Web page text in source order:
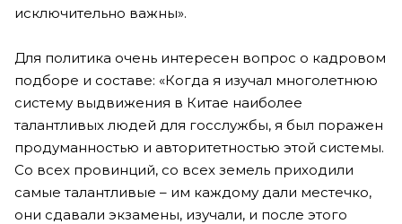
исключительно важны».
Для политика очень интересен вопрос о кадровом
подборе и составе: «Когда я изучал многолетнюю
систему выдвижения в Китае наиболее
талантливых людей для госслужбы, я был поражен
продуманностью и авторитетностью этой системы.
Со всех провинций, со всех земель приходили
самые талантливые – им каждому дали местечко,
они сдавали экзамены, изучали, и после этого